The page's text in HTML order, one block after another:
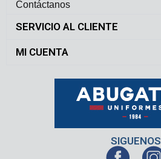
Contáctanos
SERVICIO AL CLIENTE
MI CUENTA
SIGUENOS